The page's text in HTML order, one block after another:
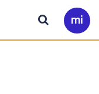
Ir
a
Buscar